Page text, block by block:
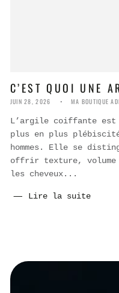
C’EST QUOI UNE
JUIN 28, 2026 MA BOUTIQUE
L’argile coiffante
plus en plus
hommes. Elle se
offrir texture, volume
les cheveux...
Lire la suite